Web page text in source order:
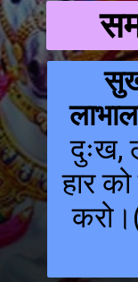
दुःख,
हार